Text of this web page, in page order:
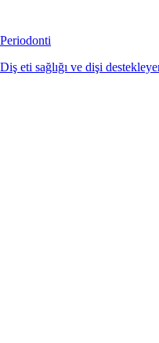
Periodonti
Diş eti sağlığı ve dişi